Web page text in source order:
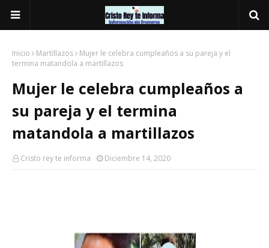
Inicio Martillazos
Mujer le celebra cumpleaños a su pareja y el
termina matandola a martillazos
Mujer le celebra cumpleaños a
su pareja y el termina
matandola a martillazos
Cristo rey te informa Diciembre 14, 2020